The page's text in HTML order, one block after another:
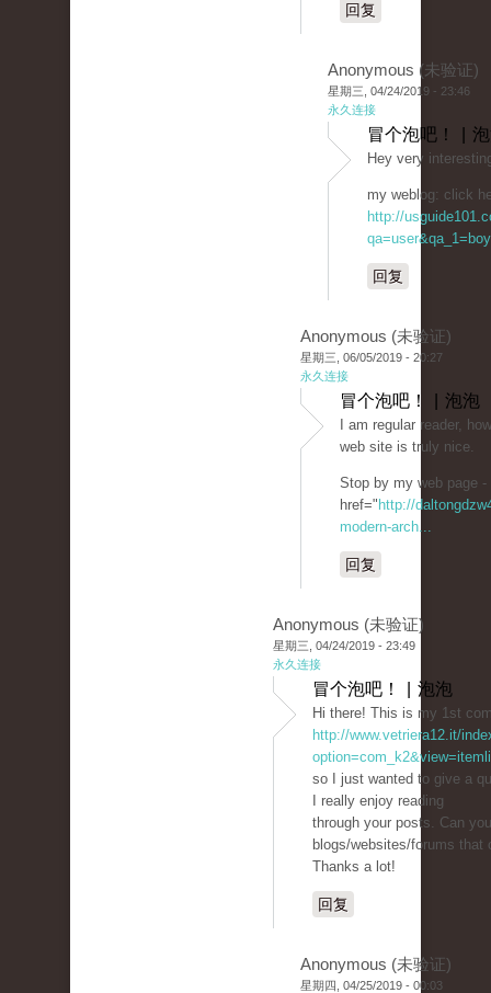
回复
Anonymous (未验证)
星期三, 04/24/2019 - 23:46
永久连接
冒个泡吧！ |
Hey very
my weblog: click
http://
回复
Anonymous (未验证)
星期三, 06/05/2019 - 20:27
永久连接
冒个泡吧！ | 泡泡
I am regular reader,
web site is truly nice.
Stop by my web page -
href=" http://
modern-arch...
回复
Anonymous (未验证)
星期三, 04/24/2019 - 23:49
永久连接
冒个泡吧！ | 泡泡
Hi there! This is my 1st
http://www.vetriera12.it/
so I just wanted to give a
I really enjoy reading
through your posts. Can
blogs/websites/forums that
Thanks a lot!
回复
Anonymous (未验证)
星期四, 04/25/2019 - 00:03